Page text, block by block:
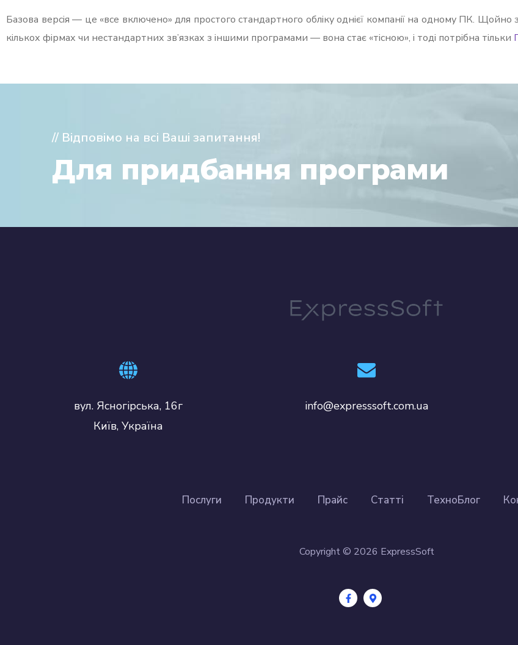
Базова версія — це «все включено» для простого стандартного обліку однієї компанії на одному ПК. Щойно
кількох фірмах чи нестандартних зв’язках з іншими програмами — вона стає «тісною», і тоді потрібна тільки
// Відповімо на всі Ваші запитання!
Для придбання програми
вул. Ясногірська, 16г
Київ, Україна
info@expresssoft.com.ua
Послуги Продукти Прайс Cтатті ТехноБлог
Copyright © 2026 ExpressSoft